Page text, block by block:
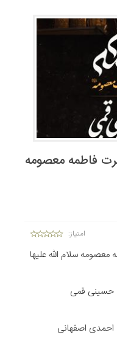
فاطمه معصومه
امتیاز:
سلام الله علیها
حسینی قمی
اصفهانی